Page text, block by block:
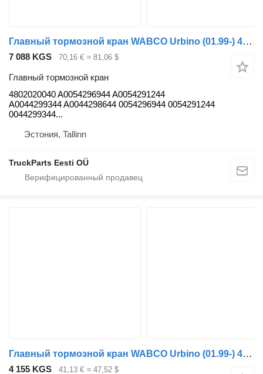
Главный тормозной кран WABCO Urbino (01.99-) 4802020040 для автобуса Solaris Urbino, Alpino, Vacanza (1999-)
7 088 KGS 70,16 € ≈ 81,06 $
Главный тормозной кран
4802020040 A0054296944 A0054291244
A0044299344 A0044298644 0054296944 0054291244
0044299344...
Эстония, Tallinn
TruckParts Eesti OÜ
Главный тормозной кран WABCO Urbino (01.99-) 4410500120 для автобуса Solaris Urbino, Alpino, Vacanza (1999-)
4 155 KGS 41,13 € ≈ 47,52 $